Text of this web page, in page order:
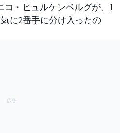
コ・ヒュルケンベルグが、1
に2番手に分け入ったの